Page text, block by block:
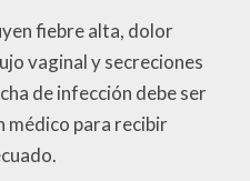
fiebre alta, dolor
vaginal y secreciones
de infección debe ser
médico para recibir